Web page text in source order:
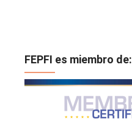
FEPFI es miembro de: